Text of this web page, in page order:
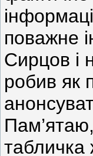
поважне
Сирцов і
робив як
табличка